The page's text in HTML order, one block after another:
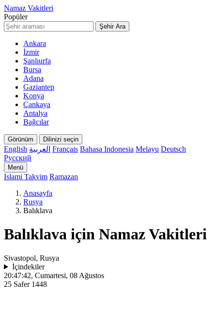
Namaz Vakitleri
Popüler
Şehir Ara
Ankara
İzmir
Şanlıurfa
Bursa
Adana
Gaziantep
Konya
Çankaya
Antalya
Bağcılar
Görünüm Dilinizi seçin
English العربية Français Bahasa Indonesia Melayu Deutsch
Русский
Menü
Islami Takvim Ramazan
Anasayfa
Rusya
Balıklava
Balıklava için Namaz Vakitleri
Sivastopol, Rusya
İçindekiler
20:47:42, Cumartesi, 08 Ağustos
25 Safer 1448